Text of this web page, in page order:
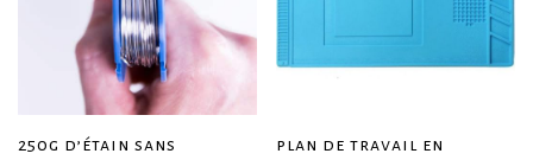
250g d’étain sans
plan de travail en